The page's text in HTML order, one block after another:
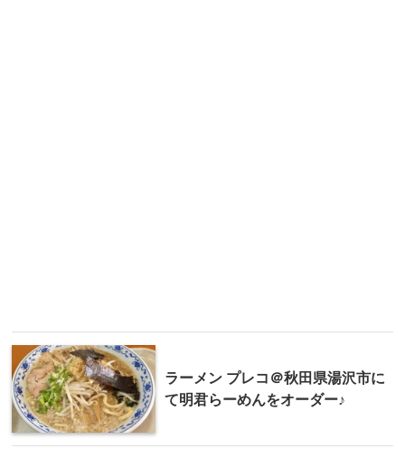
ラーメン プレコ＠秋田県湯沢市に
て明君らーめんをオーダー♪